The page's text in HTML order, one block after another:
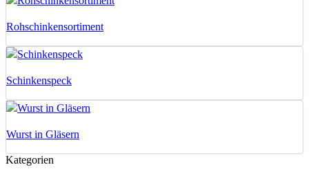
Rohschinkensortiment
Schinkenspeck
Wurst in Gläsern
Kategorien